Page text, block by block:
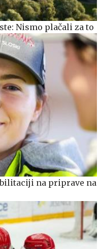
Nismo plačali za to
na priprave na